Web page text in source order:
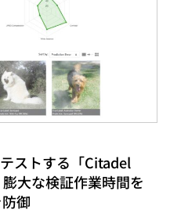
ストする「Citadel
大な検証作業時間を
御